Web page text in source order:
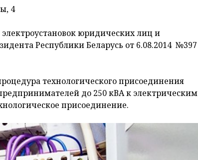
4
юридических лиц и
Республики Беларусь от 6.08.2014 №397
технологического присоединения
до 250 кВА к электрическим
присоединение.